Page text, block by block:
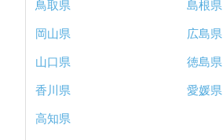
鳥取県
島根県
岡山県
広島県
山口県
徳島県
香川県
愛媛県
高知県